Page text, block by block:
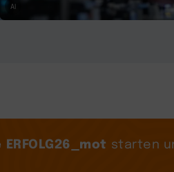
AI
ERFOLG26_mot starten